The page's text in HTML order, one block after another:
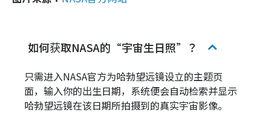
如何获取NASA的“宇宙生日照”？
只需进入NASA官方为哈勃望远镜设立的主题页
面，输入你的出生日期，系统便会自动检索并显示
哈勃望远镜在该日期所拍摄到的真实宇宙影像。